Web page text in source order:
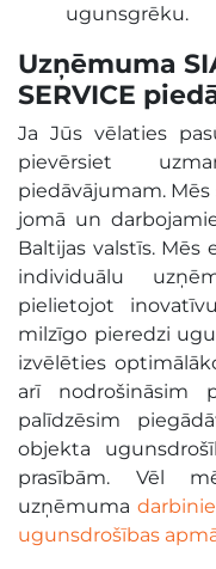
ugunsgrēku.
Uzņēmuma
SERVICE
Ja Jūs vēlaties
pievērsiet
piedāvājumam.
jomā un
Baltijas valstīs.
individuālu
pielietojot
milzīgo pieredzi
izvēlēties
arī nodrošināsim
palīdzēsim
objekta
prasībām. Vēl
uzņēmuma
ugunsdrošības